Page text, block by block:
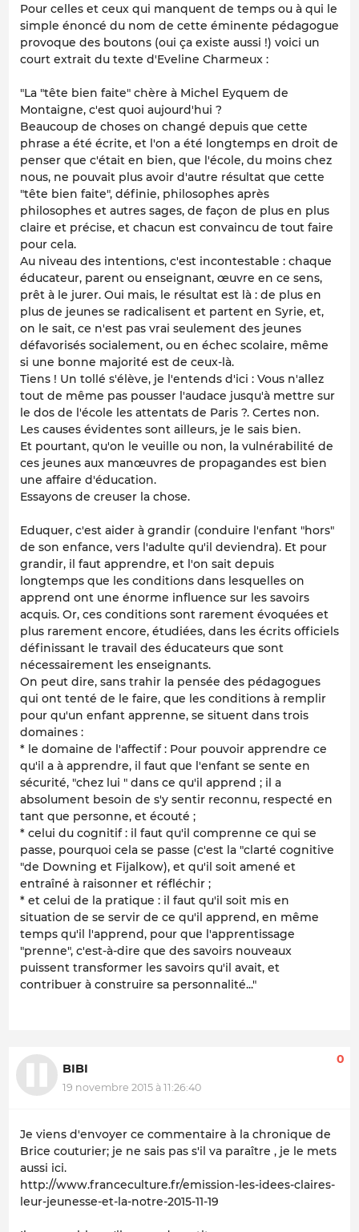
Pour celles et ceux qui manquent de temps ou à qui le
simple énoncé du nom de cette éminente pédagogue
provoque des boutons (oui ça existe aussi !) voici un
court extrait du texte d'Eveline Charmeux :
"La "tête bien faite" chère à Michel Eyquem de
Montaigne, c'est quoi aujourd'hui ?
Beaucoup de choses on changé depuis que cette
phrase a été écrite, et l'on a été longtemps en droit de
penser que c'était en bien, que l'école, du moins chez
nous, ne pouvait plus avoir d'autre résultat que cette
"tête bien faite", définie, philosophes après
philosophes et autres sages, de façon de plus en plus
claire et précise, et chacun est convaincu de tout faire
pour cela.
Au niveau des intentions, c'est incontestable : chaque
éducateur, parent ou enseignant, œuvre en ce sens,
prêt à le jurer. Oui mais, le résultat est là : de plus en
plus de jeunes se radicalisent et partent en Syrie, et,
on le sait, ce n'est pas vrai seulement des jeunes
défavorisés socialement, ou en échec scolaire, même
si une bonne majorité est de ceux-là.
Tiens ! Un tollé s'élève, je l'entends d'ici : Vous n'allez
tout de même pas pousser l'audace jusqu'à mettre sur
le dos de l'école les attentats de Paris ?. Certes non.
Les causes évidentes sont ailleurs, je le sais bien.
Et pourtant, qu'on le veuille ou non, la vulnérabilité de
ces jeunes aux manœuvres de propagandes est bien
une affaire d'éducation.
Essayons de creuser la chose.
Eduquer, c'est aider à grandir (conduire l'enfant "hors"
de son enfance, vers l'adulte qu'il deviendra). Et pour
grandir, il faut apprendre, et l'on sait depuis
longtemps que les conditions dans lesquelles on
apprend ont une énorme influence sur les savoirs
acquis. Or, ces conditions sont rarement évoquées et
plus rarement encore, étudiées, dans les écrits officiels
définissant le travail des éducateurs que sont
nécessairement les enseignants.
On peut dire, sans trahir la pensée des pédagogues
qui ont tenté de le faire, que les conditions à remplir
pour qu'un enfant apprenne, se situent dans trois
domaines :
* le domaine de l'affectif : Pour pouvoir apprendre ce
qu'il a à apprendre, il faut que l'enfant se sente en
sécurité, "chez lui " dans ce qu'il apprend ; il a
absolument besoin de s'y sentir reconnu, respecté en
tant que personne, et écouté ;
* celui du cognitif : il faut qu'il comprenne ce qui se
passe, pourquoi cela se passe (c'est la "clarté cognitive
"de Downing et Fijalkow), et qu'il soit amené et
entraîné à raisonner et réfléchir ;
* et celui de la pratique : il faut qu'il soit mis en
situation de se servir de ce qu'il apprend, en même
temps qu'il l'apprend, pour que l'apprentissage
"prenne", c'est-à-dire que des savoirs nouveaux
puissent transformer les savoirs qu'il avait, et
contribuer à construire sa personnalité..."
BIBI
19 novembre 2015 à 11:26:40
0
Je viens d'envoyer ce commentaire à la chronique de
Brice couturier; je ne sais pas s'il va paraître , je le mets
aussi ici.
http://www.franceculture.fr/emission-les-idees-claires-
leur-jeunesse-et-la-notre-2015-11-19